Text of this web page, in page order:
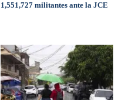
1,551,727 militantes ante la JCE